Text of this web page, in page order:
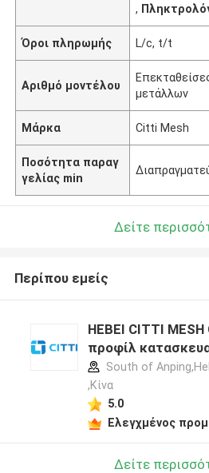
,
Όροι πληρωμής L/c, t/t
Αριθμό μοντέλου
μετάλλων
Μάρκα Citti Mesh
Ποσότητα παραγ
γελίας min
Δείτε
Περίπου εμείς
HEBEI CITTI MESH
προφίλ
South of
,Κίνα
5.0
Ελεγχμένος
Δείτε